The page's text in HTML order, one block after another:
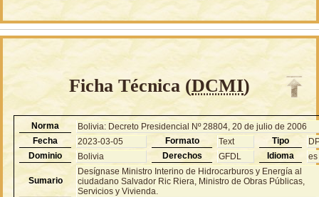
Ficha Técnica (DCMI)
Norma
Bolivia: Decreto Presidencial Nº 28804, 20 de julio de 2006
Fecha
2023-03-05 Formato Text Tipo
Dominio
Bolivia Derechos GFDL Idioma es
Sumario
Desígnase Ministro Interino de Hidrocarburos y Energía al
ciudadano Salvador Ric Riera, Ministro de Obras Públicas,
Servicios y Vivienda.